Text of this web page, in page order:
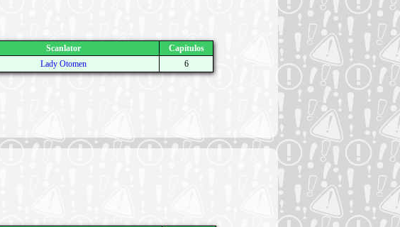
Scanlator
Capítulos
Lady Otomen
6